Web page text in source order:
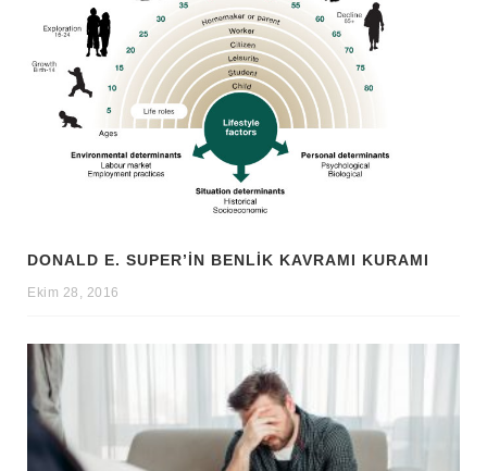
DONALD E. SUPER’IN BENLIK KAVRAMI KURAMI
Ekim 28, 2016